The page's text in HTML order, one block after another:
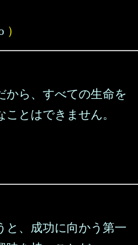
）
から、すべての生命を
とはできません。
と、成功に向かう第一